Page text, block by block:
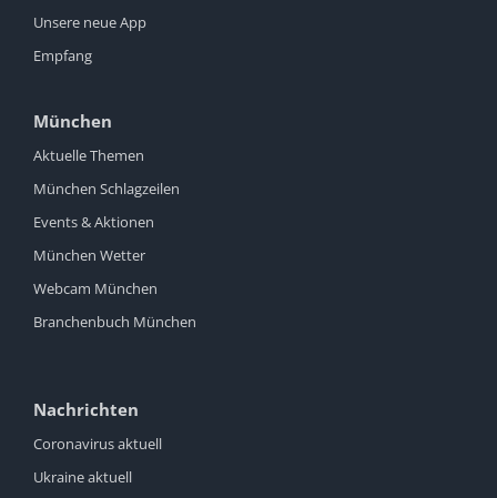
Unsere neue App
Empfang
München
Aktuelle Themen
München Schlagzeilen
Events & Aktionen
München Wetter
Webcam München
Branchenbuch München
Nachrichten
Coronavirus aktuell
Ukraine aktuell